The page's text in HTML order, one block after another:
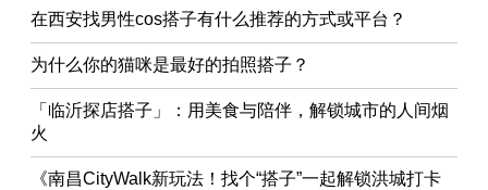
在西安找男性cos搭子有什么推荐的方式或平台？
为什么你的猫咪是最好的拍照搭子？
「临沂探店搭子」：用美食与陪伴，解锁城市的人间烟
火
《南昌CityWalk新玩法！找个“搭子”一起解锁洪城打卡